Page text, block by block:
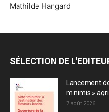
Mathilde Hangard
SÉLECTION DE
Lancement
minimis »
7 août 2026